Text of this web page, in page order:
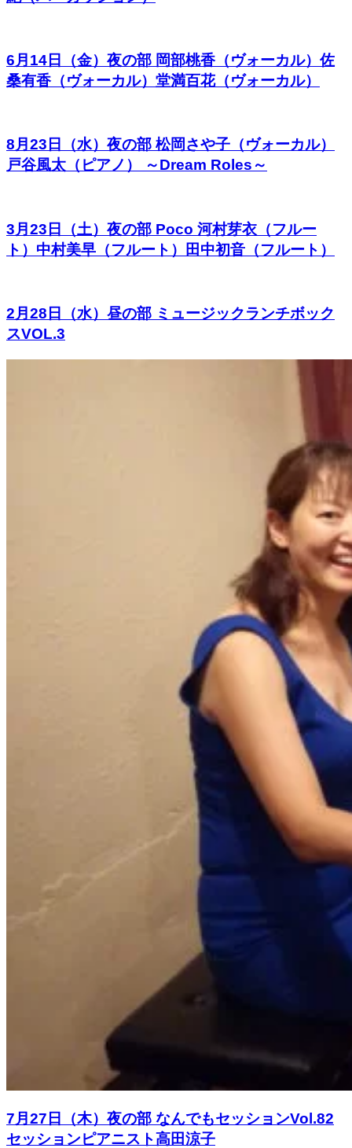
6月14日（金）夜の部 岡部桃香（ヴォーカル）佐
桑有香（ヴォーカル）堂満百花（ヴォーカル）
8月23日（水）夜の部 松岡さや子（ヴォーカル）
戸谷風太（ピアノ） ～Dream Roles～
3月23日（土）夜の部 Poco 河村芽衣（フルー
ト）中村美早（フルート）田中初音（フルート）
2月28日（水）昼の部 ミュージックランチボック
スVOL.3
7月27日（木）夜の部 なんでもセッションVol.82
セッションピアニスト高田涼子